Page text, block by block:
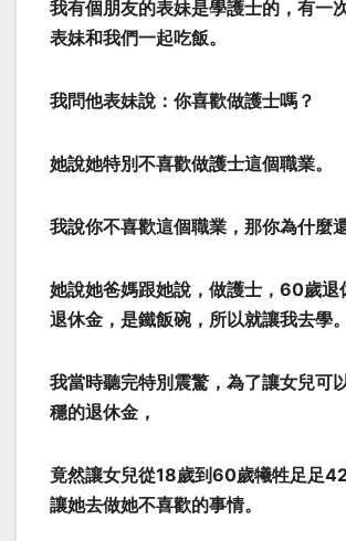
我有個朋友的表妹是學護士的，有一
表妹和我們一起吃飯。
我問他表妹說：你喜歡做護士嗎？
她說她特別不喜歡做護士這個職業。
我說你不喜歡這個職業，那你為什麼
她說她爸媽跟她說，做護士，60歲退
退休金，是鐵飯碗，所以就讓我去學。
我當時聽完特別震驚，為了讓女兒可
穩的退休金，
竟然讓女兒從18歲到60歲犧牲足足
讓她去做她不喜歡的事情。